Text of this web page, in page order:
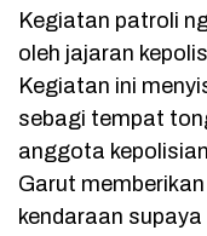
Kegiatan patroli
oleh jajaran
Kegiatan ini
sebagi tempat
anggota
Garut
kendaraan